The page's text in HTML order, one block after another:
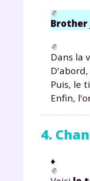
Brother
Dans la
D'abord,
Puis, le
Enfin,
4.
♦